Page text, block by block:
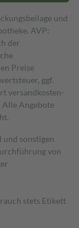
und
AVP:
der
Preise
ggf.
versand­kosten­
Angebote
sonstigen
von
stets Etikett